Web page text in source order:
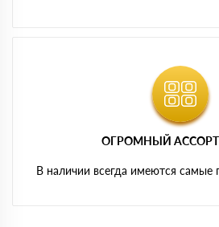
ОГРОМНЫЙ
В наличии всегда имеются самые